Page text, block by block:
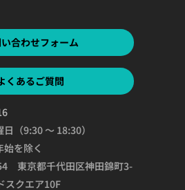
合わせフォーム
くあるご質問
（9:30 ～ 18:30）
を除く
東京都千代田区神田錦町3-
クエア10F